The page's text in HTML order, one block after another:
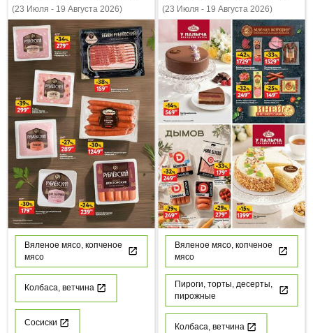
(23 Июля - 19 Августа 2026)
Вяленое мясо, копченое
мясо
Колбаса, ветчина
Сосиски
(23 Июля - 19 Августа 2026)
Вяленое мясо, копченое
мясо
Пироги, торты, десерты,
пирожные
Колбаса, ветчина